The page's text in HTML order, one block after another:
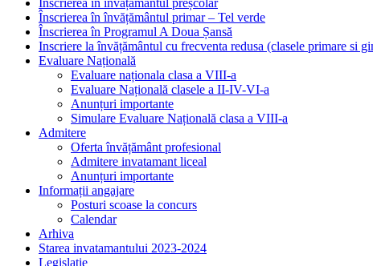
Înscrierea în învățământul preșcolar
Înscrierea în învățământul primar – Tel verde
Înscrierea în Programul A Doua Șansă
Inscriere la învățământul cu frecventa redusa (clasele primare si
Evaluare Națională
Evaluare naționala clasa a VIII-a
Evaluare Națională clasele a II-IV-VI-a
Anunțuri importante
Simulare Evaluare Națională clasa a VIII-a
Admitere
Oferta învățământ profesional
Admitere invatamant liceal
Anunțuri importante
Informații angajare
Posturi scoase la concurs
Calendar
Arhiva
Starea invatamantului 2023-2024
Legislatie